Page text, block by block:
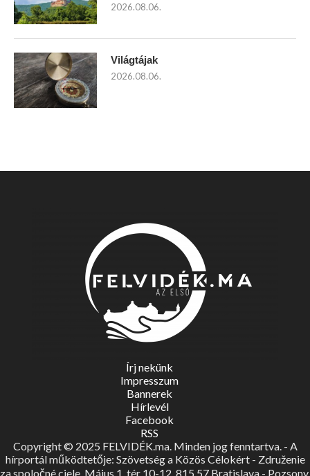
2026.08.06.
Világtájak
2026.08.06.
Írj nekünk
Impresszum
Bannerek
Hírlevél
Facebook
RSS
Copyright © 2025 FELVIDÉK.ma. Minden jog fenntartva. - A
hírportál működtetője: Szövetség a Közös Célokért - Združenie
za spoločné ciele, Május 1. tér 10-12, 815 57 Bratislava - Pozsony.